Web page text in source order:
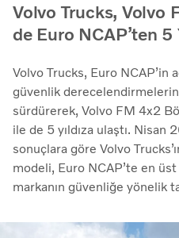
Volvo Trucks, Volvo
de Euro NCAP’ten 5
Volvo Trucks, Euro NCAP’in
güvenlik
sürdürerek, Volvo FM 4x2
ile de 5 yıldıza ulaştı. Nisan
sonuçlara göre Volvo
modeli, Euro NCAP’te en
markanın güvenliğe yönelik